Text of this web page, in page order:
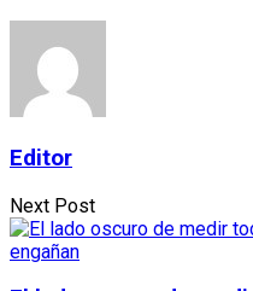
Editor
Next Post